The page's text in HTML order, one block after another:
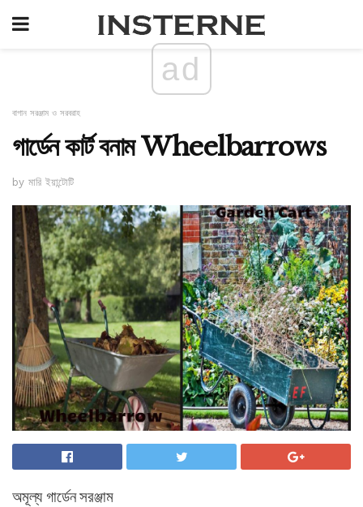
ad
বাগান সরঞ্জাম ও সরবরাহ
গার্ডেন কার্ট বনাম Wheelbarrows
by মারি ইয়ান্টোটি
অমূল্য গার্ডেন সরঞ্জাম